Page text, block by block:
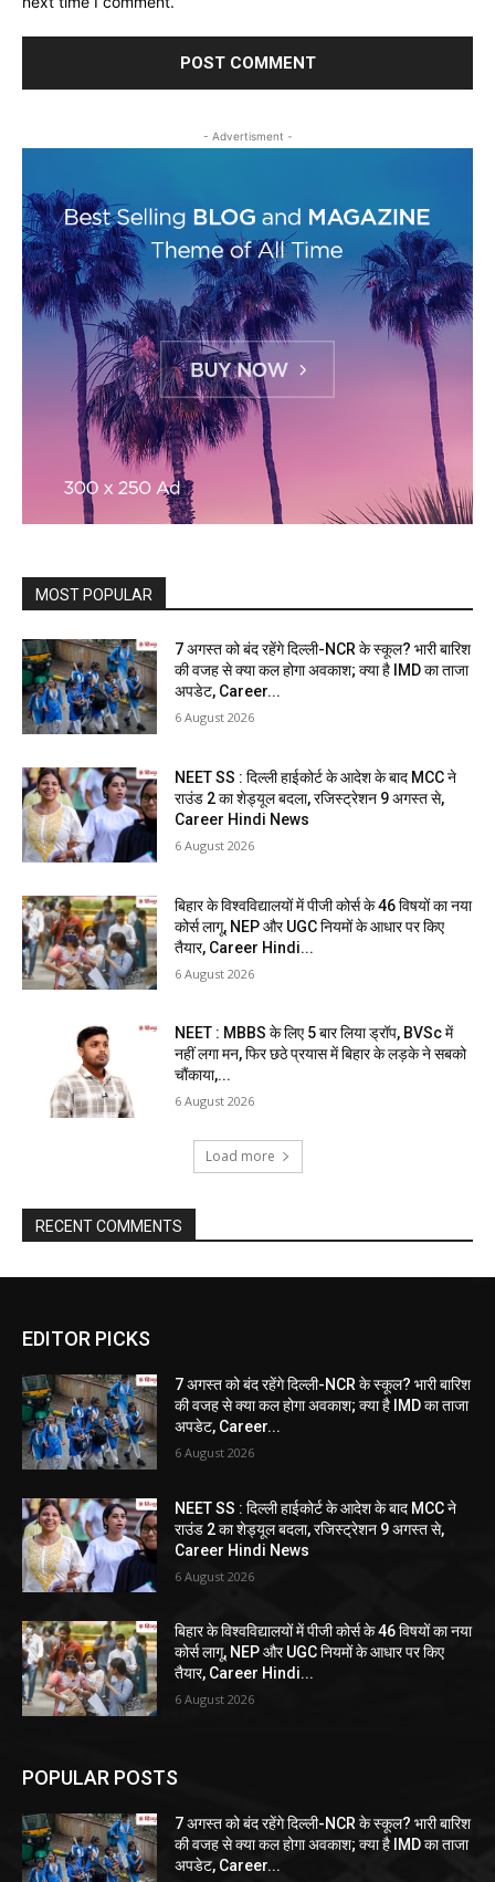
- Advertisment -
MOST POPULAR
7 अगस्त को बंद रहेंगे दिल्ली-NCR के स्कूल? भारी बारिश
की वजह से क्या कल होगा अवकाश; क्या है IMD का ताजा
अपडेट, Career...
6 August 2026
NEET SS : दिल्ली हाईकोर्ट के आदेश के बाद MCC ने
राउंड 2 का शेड्यूल बदला, रजिस्ट्रेशन 9 अगस्त से,
Career Hindi News
6 August 2026
बिहार के विश्वविद्यालयों में पीजी कोर्स के 46 विषयों का नया
कोर्स लागू, NEP और UGC नियमों के आधार पर किए
तैयार, Career Hindi...
6 August 2026
NEET : MBBS के लिए 5 बार लिया ड्रॉप, BVSc में
नहीं लगा मन, फिर छठे प्रयास में बिहार के लड़के ने सबको
चौंकाया,...
6 August 2026
Load more
RECENT COMMENTS
EDITOR PICKS
7 अगस्त को बंद रहेंगे दिल्ली-NCR के स्कूल? भारी बारिश
की वजह से क्या कल होगा अवकाश; क्या है IMD का ताजा
अपडेट, Career...
6 August 2026
NEET SS : दिल्ली हाईकोर्ट के आदेश के बाद MCC ने
राउंड 2 का शेड्यूल बदला, रजिस्ट्रेशन 9 अगस्त से,
Career Hindi News
6 August 2026
बिहार के विश्वविद्यालयों में पीजी कोर्स के 46 विषयों का नया
कोर्स लागू, NEP और UGC नियमों के आधार पर किए
तैयार, Career Hindi...
6 August 2026
POPULAR POSTS
7 अगस्त को बंद रहेंगे दिल्ली-NCR के स्कूल? भारी बारिश
की वजह से क्या कल होगा अवकाश; क्या है IMD का ताजा
अपडेट, Career...